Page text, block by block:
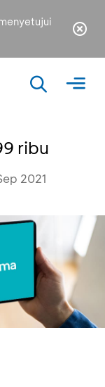
ribu
2021